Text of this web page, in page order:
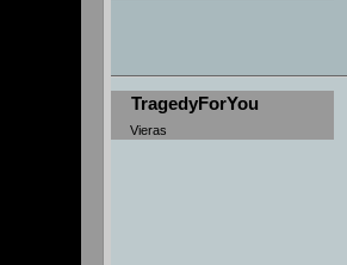
TragedyForYou
Vieras